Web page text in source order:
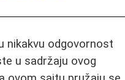
nikakvu odgovornost
u sadržaju ovog